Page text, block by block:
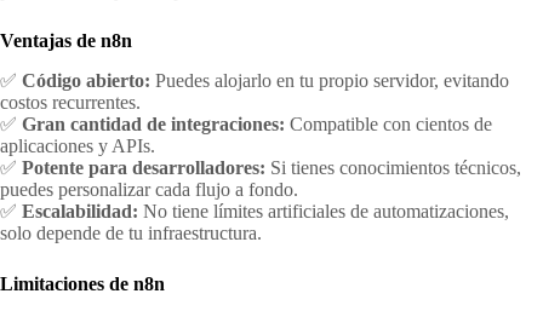
Ventajas de n8n
✅ Código abierto: Puedes alojarlo en tu propio servidor, evitando
costos recurrentes.
✅ Gran cantidad de integraciones: Compatible con cientos de
aplicaciones y APIs.
✅ Potente para desarrolladores: Si tienes conocimientos técnicos,
puedes personalizar cada flujo a fondo.
✅ Escalabilidad: No tiene límites artificiales de automatizaciones,
solo depende de tu infraestructura.
Limitaciones de n8n